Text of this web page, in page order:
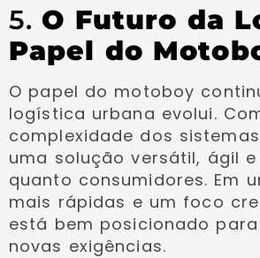
5.O Futuro da
Papel do
O papel do motoboy
logística urbana evolui.
complexidade dos
uma solução versátil, ágil
quanto consumidores. Em
mais rápidas e um foco
está bem posicionado
novas exigências.